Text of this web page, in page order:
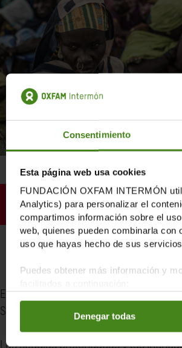
Consentimiento
Esta página web usa cookies
FUNDACIÓN OXFAM INTERMÓN
Analytics) para personalizar el
compartimos información sobre el
web, quienes pueden combinarla
uso que hayas hecho de sus
Puedes obtener más información y
Denegar todas
SITUACIÓN ACTUAL
El Cuerno de África, África Oriental y
Sudán del Sur ha sufrido un quinto
Las sequías prolongadas y las